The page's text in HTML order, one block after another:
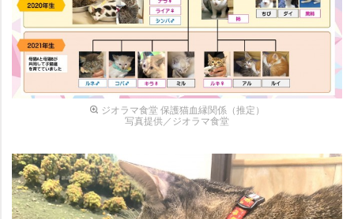
ジオラマ食堂 保護猫血縁関係（推定）
写真提供／ジオラマ食堂